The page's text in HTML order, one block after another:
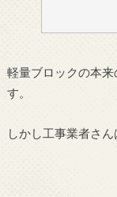
軽量ブロックの本
す。
しかし工事業者さん